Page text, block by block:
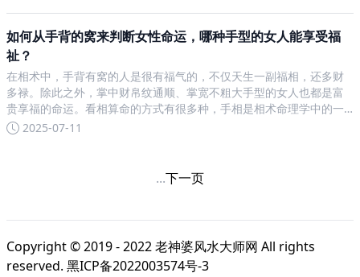
如何从手背的窝来判断女性命运，哪种手型的女人能享受福
祉？
在相术中，手背有窝的人是很有福气的，不仅天生一副福相，还多财
多禄。除此之外，掌中财帛纹通顺、掌宽不粗大手型的女人也都是富
贵享福的命运。看相算命的方式有很多种，手相是相术命理学中的一
大类，通过手相我们可以预测未来吉凶祸福，并且了解趋势发展，清
2025-07-11
...下一页
Copyright © 2019 - 2022老神婆风水大师网 All rights
reserved. 黑ICP备2022003574号-3